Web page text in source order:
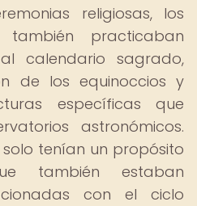
religiosas, los
practicaban
calendario sagrado,
de los equinoccios y
específicas que
astronómicos.
tenían un propósito
también estaban
con el ciclo